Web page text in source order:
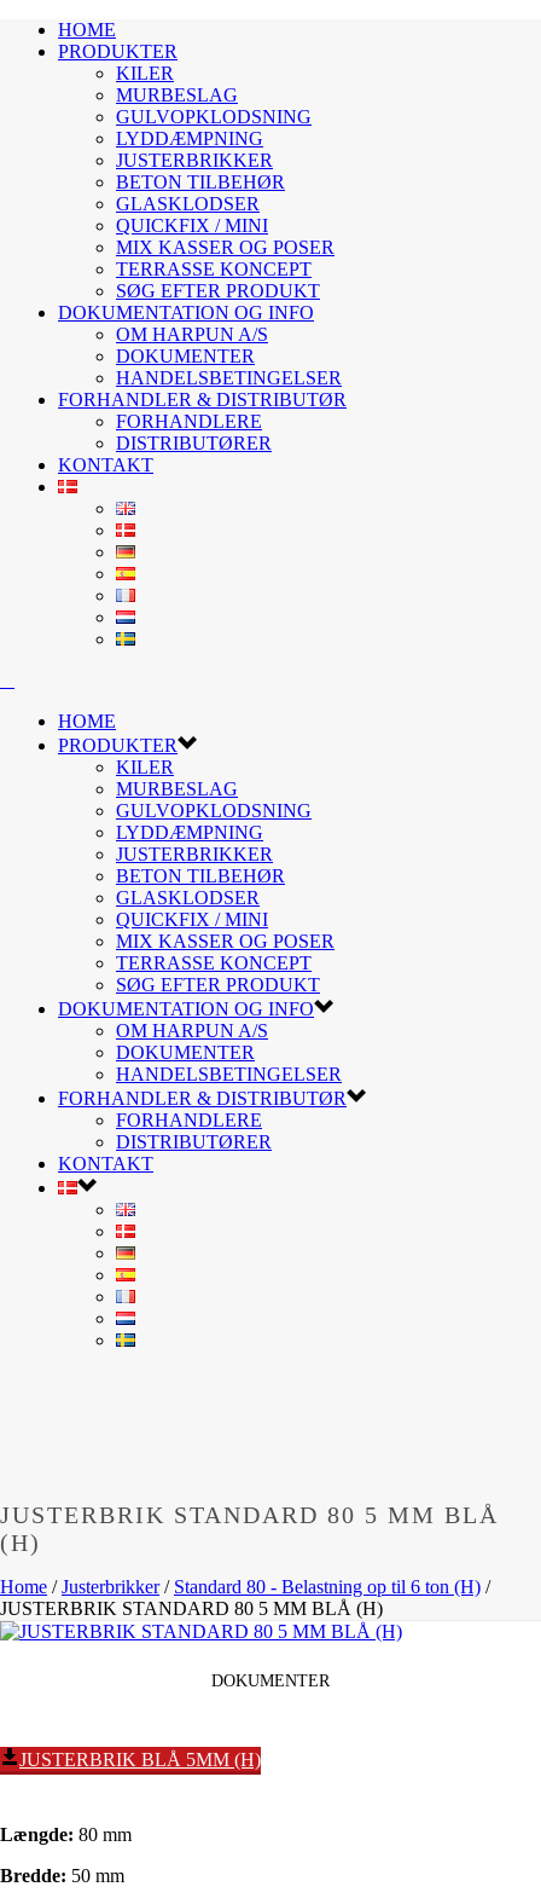
HOME
PRODUKTER
KILER
MURBESLAG
GULVOPKLODSNING
LYDDÆMPNING
JUSTERBRIKKER
BETON TILBEHØR
GLASKLODSER
QUICKFIX / MINI
MIX KASSER OG POSER
TERRASSE KONCEPT
SØG EFTER PRODUKT
DOKUMENTATION OG INFO
OM HARPUN A/S
DOKUMENTER
HANDELSBETINGELSER
FORHANDLER & DISTRIBUTØR
FORHANDLERE
DISTRIBUTØRER
KONTAKT
HOME
PRODUKTER
KILER
MURBESLAG
GULVOPKLODSNING
LYDDÆMPNING
JUSTERBRIKKER
BETON TILBEHØR
GLASKLODSER
QUICKFIX / MINI
MIX KASSER OG POSER
TERRASSE KONCEPT
SØG EFTER PRODUKT
DOKUMENTATION OG INFO
OM HARPUN A/S
DOKUMENTER
HANDELSBETINGELSER
FORHANDLER & DISTRIBUTØR
FORHANDLERE
DISTRIBUTØRER
KONTAKT
JUSTERBRIK STANDARD 80 5 MM BLÅ
(H)
Home /Justerbrikker/ Standard 80 - Belastning op til 6 ton (H) /
JUSTERBRIK STANDARD 80 5 MM BLÅ (H)
DOKUMENTER
JUSTERBRIK BLÅ 5MM (H)
Længde: 80 mm
Bredde: 50 mm